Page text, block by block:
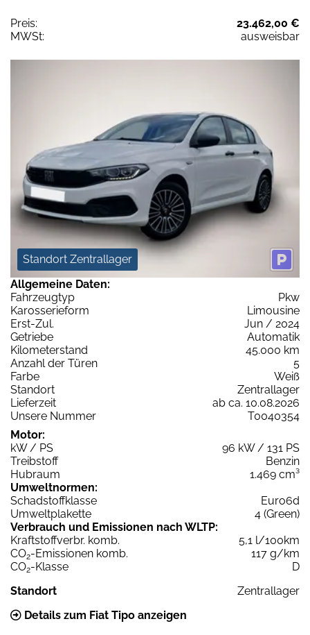
Preis:
23.462,00 €
MWSt:
ausweisbar
Standort Zentrallager
Allgemeine Daten:
Fahrzeugtyp
Pkw
Karosserieform
Limousine
Erst-Zul.
Jun / 2024
Getriebe
Automatik
Kilometerstand
45.000 km
Anzahl der Türen
5
Farbe
Weiß
Standort
Zentrallager
Lieferzeit
ab ca. 10.08.2026
Unsere Nummer
T0040354
Motor:
kW / PS
96 kW / 131 PS
Treibstoff
Benzin
Hubraum
1.469 cm³
Umweltnormen:
Schadstoffklasse
Euro6d
Umweltplakette
4 (Green)
Verbrauch und Emissionen nach WLTP:
Kraftstoffverbr. komb.
5,1 l/100km
CO2-Emissionen komb.
117 g/km
CO2-Klasse
D
Standort
Zentrallager
Details zum Fiat Tipo anzeigen